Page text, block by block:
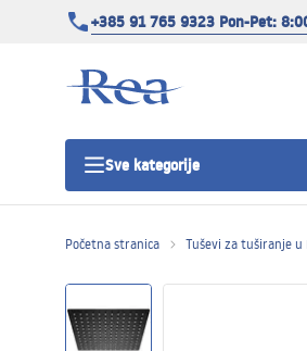
+385 91 765 9323 Pon-Pet:
Sve kategorije
Tuš vrata
Početna stranica Tuševi za tuširanje u